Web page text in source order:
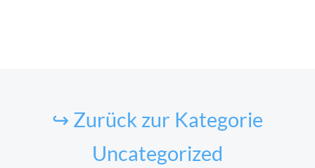
↪ Zurück zur Kategorie
Uncategorized